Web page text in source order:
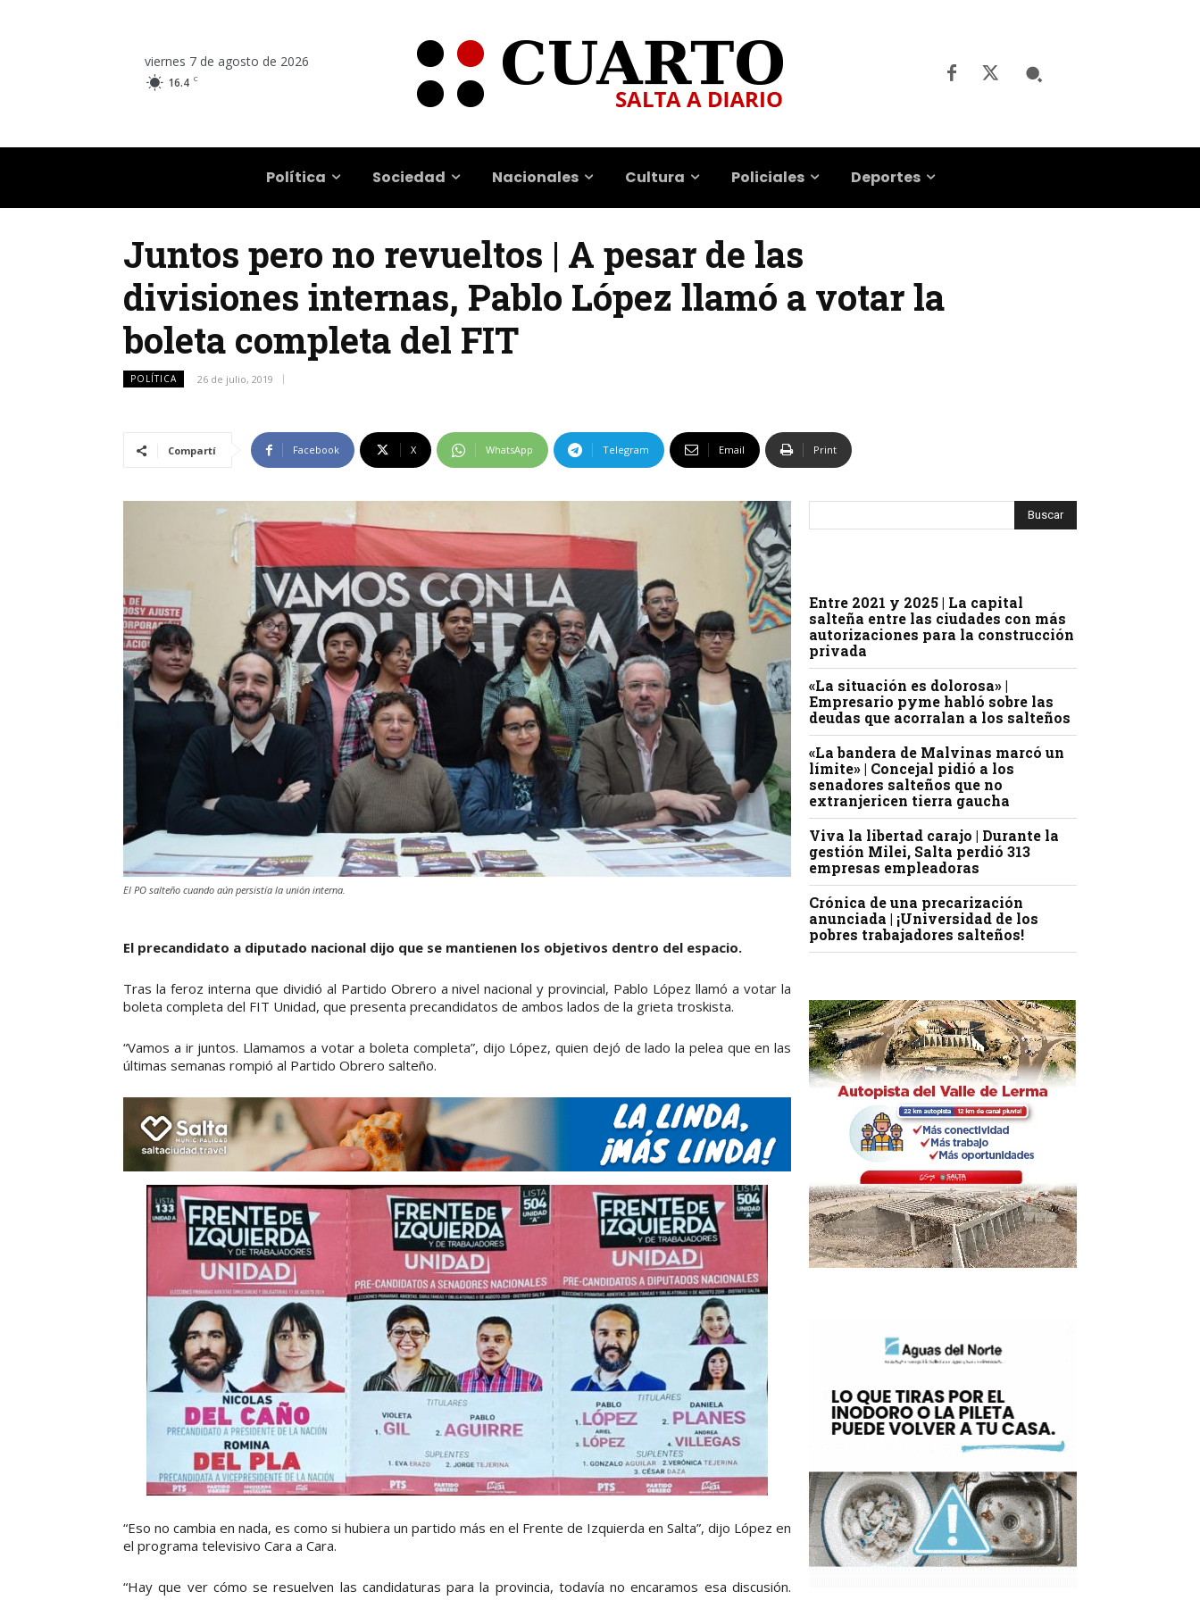
viernes 7 de agosto de 2026
16.4 C
Política Sociedad Nacionales Cultura Policiales Deportes
Juntos pero no revueltos | A pesar de las
divisiones internas, Pablo López llamó a votar la
boleta completa del FIT
POLÍTICA 26 de julio, 2019
Compartí Facebook X WhatsApp Telegram Email Print
El PO salteño cuando aún persistía la unión interna.
El precandidato a diputado nacional dijo que se mantienen los objetivos dentro del espacio.
Tras la feroz interna que dividió al Partido Obrero a nivel nacional y provincial, Pablo López llamó a votar la
boleta completa del FIT Unidad, que presenta precandidatos de ambos lados de la grieta troskista.
“Vamos a ir juntos. Llamamos a votar a boleta completa”, dijo López, quien dejó de lado la pelea que en las
últimas semanas rompió al Partido Obrero salteño.
“Eso no cambia en nada, es como si hubiera un partido más en el Frente de Izquierda en Salta”, dijo López en
el programa televisivo Cara a Cara.
“Hay que ver cómo se resuelven las candidaturas para la provincia, todavía no encaramos esa discusión.
Entre 2021 y 2025 | La capital
salteña entre las ciudades con más
autorizaciones para la construcción
privada
«La situación es dolorosa» |
Empresario pyme habló sobre las
deudas que acorralan a los salteños
«La bandera de Malvinas marcó un
límite» | Concejal pidió a los
senadores salteños que no
extranjericen tierra gaucha
Viva la libertad carajo | Durante la
gestión Milei, Salta perdió 313
empresas empleadoras
Crónica de una precarización
anunciada | ¡Universidad de los
pobres trabajadores salteños!